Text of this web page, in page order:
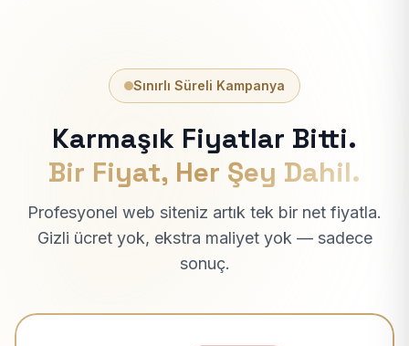
Sınırlı Süreli Kampanya
Karmaşık Fiyatlar Bitti.
Bir Fiyat, Her Şey Dahil.
Profesyonel web siteniz artık tek bir net fiyatla.
Gizli ücret yok, ekstra maliyet yok — sadece
sonuç.